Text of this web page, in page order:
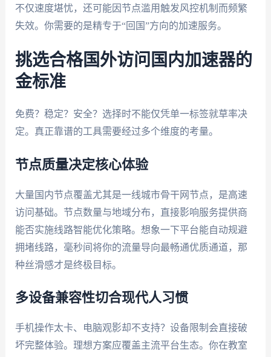
不仅速度堪忧，还可能因节点滥用触发风控机制而频繁
失效。你需要的是精专于“回国”方向的加速服务。
挑选合格国外访问国内加速器的
金标准
免费？稳定？安全？选择时不能仅凭单一标签就草率决
定。真正靠谱的工具需要经过多个维度的考量。
节点质量决定核心体验
大量国内节点覆盖尤其是一线城市骨干网节点，是高速
访问基础。节点数量与地域分布，直接影响服务提供商
能否实施线路智能优化策略。想象一下平台能自动规避
拥堵线路，毫秒间将你的流量导向最畅通优质通道，那
种丝滑感才是终极目标。
多设备兼容性切合现代人习惯
手机操作太卡、电脑观影却不支持？设备限制会直接破
坏完整体验。理想方案应覆盖主流平台生态。你在教室